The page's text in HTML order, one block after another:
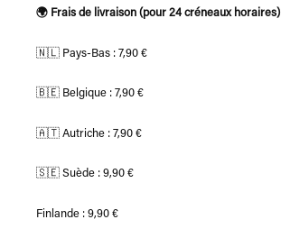
🌍 Frais de livraison (pour 24 créneaux horaires)
🇳🇱 Pays-Bas : 7,90 €
🇧🇪 Belgique : 7,90 €
🇦🇹 Autriche : 7,90 €
🇸🇪 Suède : 9,90 €
Finlande : 9,90 €